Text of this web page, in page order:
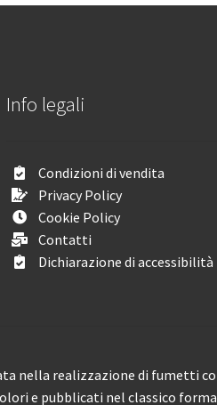
Info legali
Condizioni di vendita
Privacy Policy
Cookie Policy
Contatti
Dichiarazione di accessibilità
nella realizzazione di fumetti
e pubblicati nel classico